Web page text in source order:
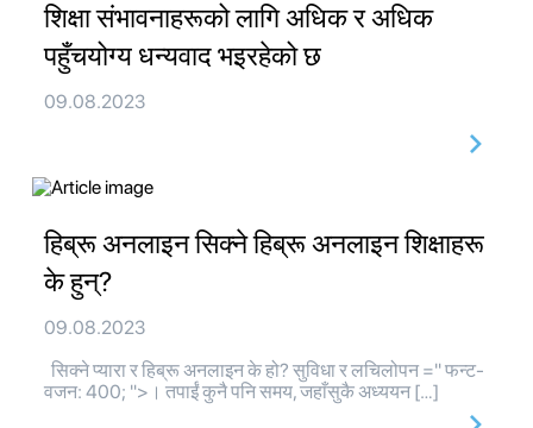
शिक्षा संभावनाहरूको लागि अधिक र अधिक
पहुँचयोग्य धन्यवाद भइरहेको छ
09.08.2023
हिब्रू अनलाइन सिक्ने हिब्रू अनलाइन शिक्षाहरू
के हुन्?
09.08.2023
सिक्ने प्यारा र हिब्रू अनलाइन के हो? सुविधा र लचिलोपन =" फन्ट-
वजन: 400; ">। तपाईं कुनै पनि समय, जहाँसुकै अध्ययन […]